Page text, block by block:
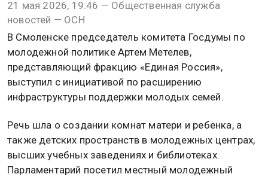
21 мая 2026, 19:46 — Общественная служба
новостей — ОСН
В Смоленске председатель комитета Госдумы по
молодежной политике Артем Метелев,
представляющий фракцию «Единая Россия»,
выступил с инициативой по расширению
инфраструктуры поддержки молодых семей.
Речь шла о создании комнат матери и ребенка, а
также детских пространств в молодежных центрах,
высших учебных заведениях и библиотеках.
Парламентарий посетил местный молодежный